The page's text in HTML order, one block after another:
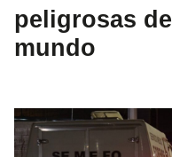
peligrosas del
mundo